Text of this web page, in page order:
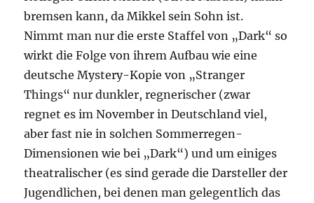
bremsen kann, da Mikkel sein Sohn ist.
Nimmt man nur die erste Staffel von „Dark“ so
wirkt die Folge von ihrem Aufbau wie eine
deutsche Mystery-Kopie von „Stranger
Things“ nur dunkler, regnerischer (zwar
regnet es im November in Deutschland viel,
aber fast nie in solchen Sommerregen-
Dimensionen wie bei „Dark“) und um einiges
theatralischer (es sind gerade die Darsteller der
Jugendlichen, bei denen man gelegentlich das